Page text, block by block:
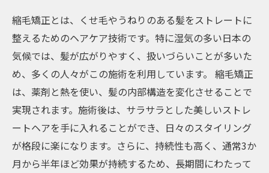
縮毛矯正とは、くせ毛やうねりのある髪をストレートに
整えるためのヘアケア技術です。特に湿気の多い日本の
気候では、髪が広がりやすく、扱いづらいことが多いた
め、多くの人々がこの施術を利用しています。 縮毛矯正
は、薬剤と熱を使い、髪の内部構造を変化させることで
実現されます。施術後は、サラサラとした美しいストレ
ートヘアを手に入れることができ、日々のスタイリング
が格段に楽になります。さらに、持続性も高く、通常3か
月から半年ほど効果が持続するため、長期間にわたって